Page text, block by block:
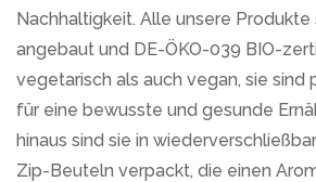
Nachhaltigkeit. Alle unsere Produkte
angebaut und DE-ÖKO-039 BIO-
vegetarisch als auch vegan, sie
für eine bewusste und gesunde
hinaus sind sie in
Zip-Beuteln verpackt, die einen